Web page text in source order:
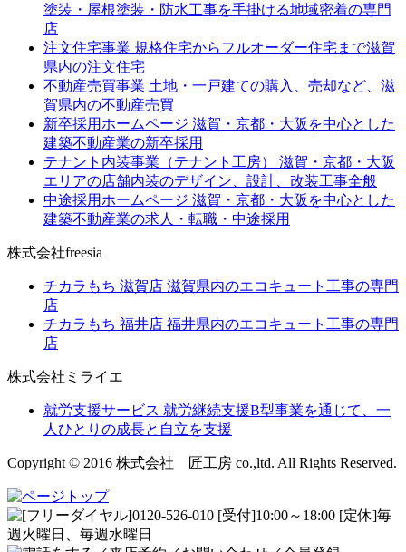
塗装・屋根塗装・防水工事を手掛ける地域密着の専門
店
注文住宅事業 規格住宅からフルオーダー住宅まで滋賀
県内の注文住宅
不動産売買事業 土地・一戸建ての購入、売却など、滋
賀県内の不動産売買
新卒採用ホームページ 滋賀・京都・大阪を中心とした
建築不動産業の新卒採用
テナント内装事業（テナント工房）
滋賀・京都・大阪
エリアの店舗内装のデザイン、設計、改装工事全般
中途採用ホームページ 滋賀・京都・大阪を中心とした
建築不動産業の求人・転職・中途採用
株式会社freesia
チカラもち 滋賀店 滋賀県内のエコキュート工事の専門
店
チカラもち 福井店 福井県内のエコキュート工事の専門
店
株式会社ミライエ
就労支援サービス 就労継続支援B型事業を通じて、一
人ひとりの成長と自立を支援
Copyright © 2016 株式会社 匠工房 co.,ltd. All Rights Reserved.